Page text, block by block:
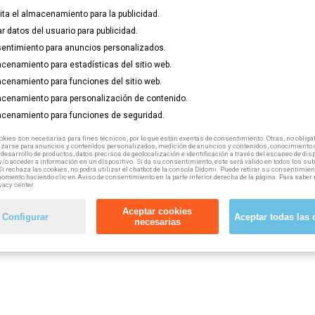
curso te recomendamos que reserves tu plaza cuanto
y te informaremos de todo!
el almacenamiento para la publicidad.
datos del usuario para publicidad.
para anuncios personalizados.
para estadísticas del sitio web.
para funciones del sitio web.
para personalización de contenido.
para funciones de seguridad.
son necesarias para fines técnicos, por lo que están exentas de consentimiento. Otras, no
para anuncios y contenidos personalizados, medición de anuncios y contenidos, conocimiento
de productos, datos precisos de geolocalización e identificación a través del escaneo de
o acceder a información en un dispositivo. Si da su consentimiento, este será válido en todos los
rechaza las cookies, no podrá utilizar el chatbot de la consola Didomi. Puede retirar su
haciendo clic en Aviso de consentimiento en la parte inferior derecha de la página. Para
center.
Configurar
Aceptar cookies
necesarias
Aceptar todas las